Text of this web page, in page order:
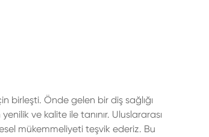
birleşti. Önde gelen bir diş sağlığı
ve kalite ile tanınır. Uluslararası
mükemmeliyeti teşvik ederiz. Bu